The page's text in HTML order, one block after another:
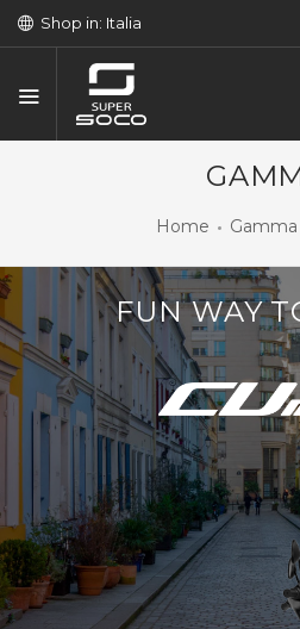
Shop in: Italia
Home Gamma
FUN WAY